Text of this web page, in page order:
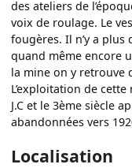
des ateliers de
voix de roulage. Le
fougères. Il n’y a
quand même encore
la mine on y retrouve
L’exploitation de
J.C et le 3ème siècle
abandonnées vers
Localisation